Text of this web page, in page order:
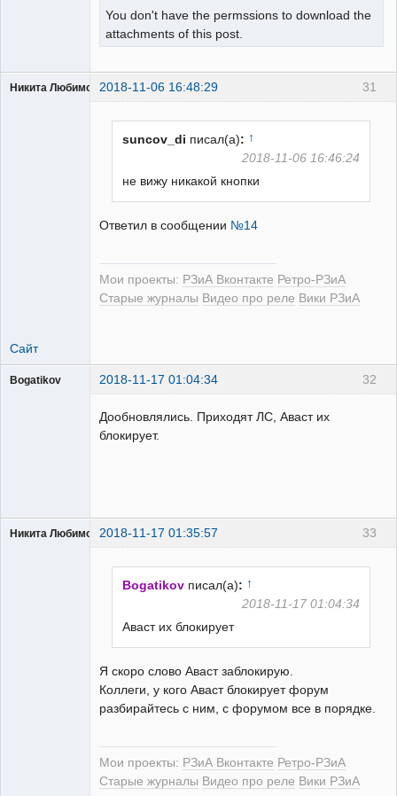
You don't have the permssions to download the
attachments of this post.
31
Никита Любимов 2018-11-06 16:48:29
suncov_di писал(а): ↑
2018-11-06 16:46:24
не вижу никакой кнопки
Ответил в сообщении №14
Мои проекты: РЗиА Вконтакте Ретро-РЗиА
Старые журналы Видео про реле Вики РЗиА
Сайт
32
Bogatikov 2018-11-17 01:04:34
Дообновлялись. Приходят ЛС, Аваст их
блокирует.
33
Никита Любимов 2018-11-17 01:35:57
Bogatikov писал(а): ↑
2018-11-17 01:04:34
Аваст их блокирует
Я скоро слово Аваст заблокирую.
Коллеги, у кого Аваст блокирует форум
разбирайтесь с ним, с форумом все в порядке.
Мои проекты: РЗиА Вконтакте Ретро-РЗиА
Старые журналы Видео про реле Вики РЗиА